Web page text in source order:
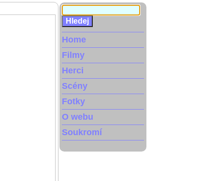
Home
Filmy
Herci
Scény
Fotky
O webu
Soukromí